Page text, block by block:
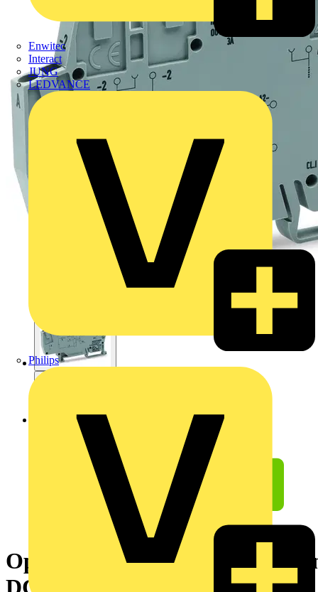
Enwitec
Interact
JUNG
LEDVANCE
Philips
DC 24